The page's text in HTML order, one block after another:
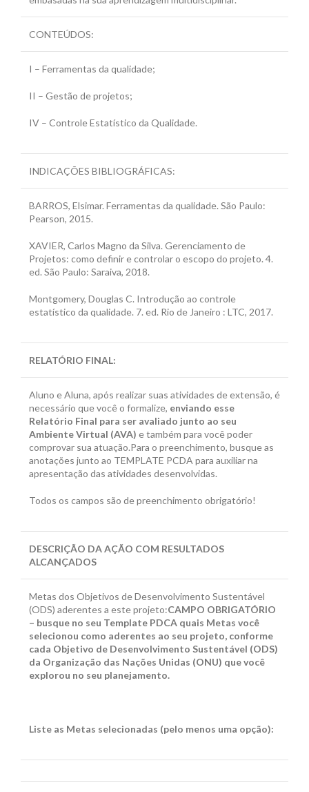
CONTEÚDOS:
I – Ferramentas da qualidade;
II – Gestão de projetos;
IV – Controle Estatístico da Qualidade.
INDICAÇÕES BIBLIOGRÁFICAS:
BARROS, Elsimar. Ferramentas da qualidade. São Paulo:
Pearson, 2015.
XAVIER, Carlos Magno da Silva. Gerenciamento de
Projetos: como definir e controlar o escopo do projeto. 4.
ed. São Paulo: Saraiva, 2018.
Montgomery, Douglas C. Introdução ao controle
estatístico da qualidade. 7. ed. Rio de Janeiro : LTC, 2017.
RELATÓRIO FINAL:
Aluno e Aluna, após realizar suas atividades de extensão, é
necessário que você o formalize, enviando esse
Relatório Final para ser avaliado junto ao seu
Ambiente Virtual (AVA) e também para você poder
comprovar sua atuação.Para o preenchimento, busque as
anotações junto ao TEMPLATE PCDA para auxiliar na
apresentação das atividades desenvolvidas.
Todos os campos são de preenchimento obrigatório!
DESCRIÇÃO DA AÇÃO COM RESULTADOS
ALCANÇADOS
Metas dos Objetivos de Desenvolvimento Sustentável
(ODS) aderentes a este projeto:CAMPO OBRIGATÓRIO
– busque no seu Template PDCA quais Metas você
selecionou como aderentes ao seu projeto, conforme
cada Objetivo de Desenvolvimento Sustentável (ODS)
da Organização das Nações Unidas (ONU) que você
explorou no seu planejamento.
Liste as Metas selecionadas (pelo menos uma opção):